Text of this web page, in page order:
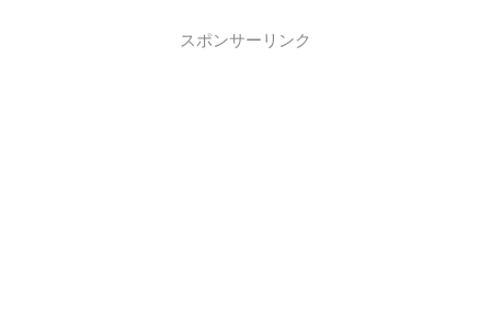
スポンサーリンク